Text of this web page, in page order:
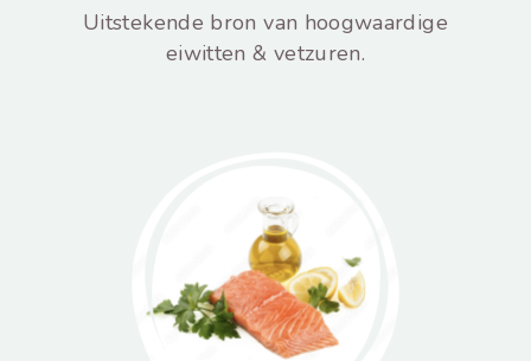
Uitstekende bron van hoogwaardige
eiwitten & vetzuren.